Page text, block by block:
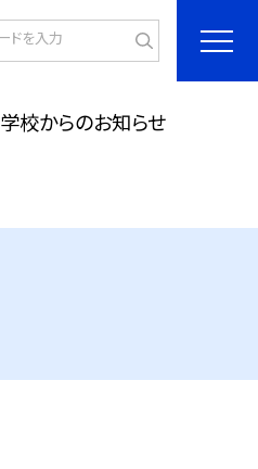
学校からのお知らせ